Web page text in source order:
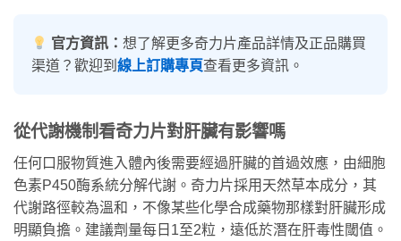
官方資訊：想了解更多奇力片產品詳情及正品購買
渠道？歡迎到 線上訂購專頁查看更多資訊。
從代謝機制看奇力片對肝臟有影響嗎
任何口服物質進入體內後需要經過肝臟的首過效應，由細胞
色素P450酶系統分解代謝。奇力片採用天然草本成分，其
代謝路徑較為溫和，不像某些化學合成藥物那樣對肝臟形成
明顯負擔。建議劑量每日1至2粒，遠低於潛在肝毒性閾值。